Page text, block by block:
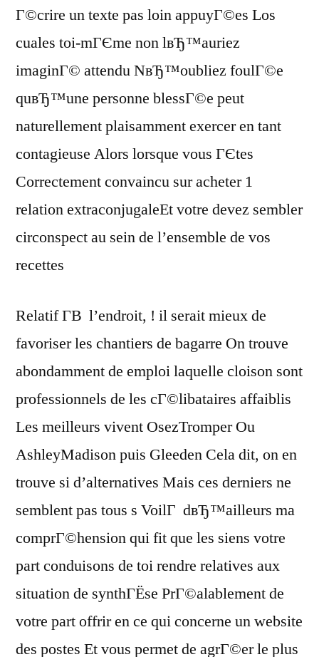
Г©crire un texte pas loin appuyГ©es Los
cuales toi-mГЄme non lвЂ™auriez
imaginГ© attendu NвЂ™oubliez foulГ©e
quвЂ™une personne blessГ©e peut
naturellement plaisamment exercer en tant
contagieuse Alors lorsque vous ГЄtes
Correctement convaincu sur acheter 1
relation extraconjugaleEt votre devez sembler
circonspect au sein de l’ensemble de vos
recettes
Relatif Г­В l’endroit, ! il serait mieux de
favoriser les chantiers de bagarre On trouve
abondamment de emploi laquelle cloison sont
professionnels de les cГ©libataires affaiblis
Les meilleurs vivent OsezTromper Ou
AshleyMadison puis Gleeden Cela dit, on en
trouve si d’alternatives Mais ces derniers ne
semblent pas tous s VoilГ dвЂ™ailleurs ma
comprГ©hension qui fit que les siens votre
part conduisons de toi rendre relatives aux
situation de synthГЁse PrГ©alablement de
votre part offrir en ce qui concerne un website
des postes Et vous permet de agrГ©er le plus